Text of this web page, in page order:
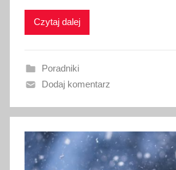
i
a
n
6
k
w
Czytaj dalej
Poradniki
Dodaj komentarz